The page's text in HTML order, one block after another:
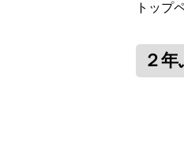
トップ
２